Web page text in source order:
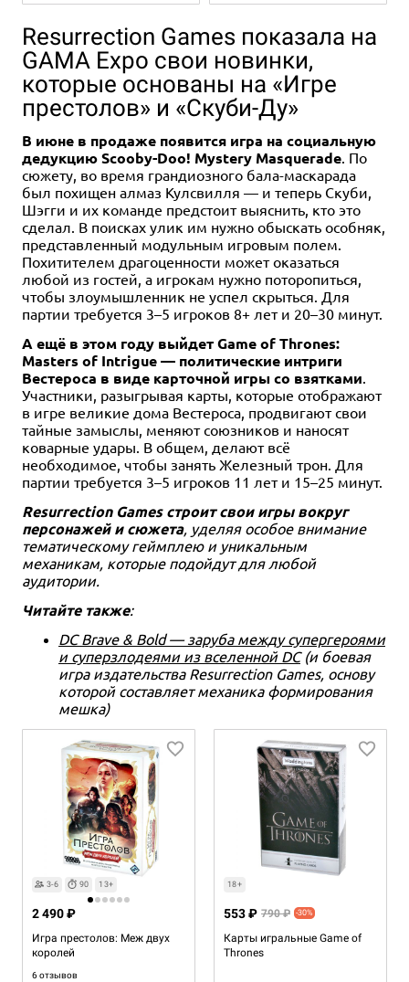
14+
Звёздный путь: Приключения
в космосе. Ширма ведущего
3 490 ₽
Купить
14+
Звёздный путь: Приключения
в космосе. Многоразовые
бланки персонажей
750 ₽
Купить
14+
Звёздный путь: Приключения
в космосе. Бланки
персонажей "Следующее
поколение"
750 ₽
Купить
14+
Звёздный путь: Приключения
в космосе. Бланки
персонажей оригинального
сериала
750 ₽
Купить
Дополнение 2-6
120-240
14+
Звёздный путь: Приключения
в космосе. Приключение "Лес
раздора"
650 ₽
Купить
Resurrection Games показала на
GAMA Expo свои новинки,
которые основаны на «Игре
престолов» и «Скуби-Ду»
В июне в продаже появится игра на социальную
дедукцию Scooby-Doo! Mystery Masquerade . По
сюжету, во время грандиозного бала-маскарада
был похищен алмаз Кулсвилля — и теперь Скуби,
Шэгги и их команде предстоит выяснить, кто это
сделал. В поисках улик им нужно обыскать особняк,
представленный модульным игровым полем.
Похитителем драгоценности может оказаться
любой из гостей, а игрокам нужно поторопиться,
чтобы злоумышленник не успел скрыться. Для
партии требуется 3–5 игроков 8+ лет и 20–30 минут.
А ещё в этом году выйдет Game of Thrones:
Masters of Intrigue — политические интриги
Вестероса в виде карточной игры со взятками
Участники, разыгрывая карты, которые отображают
в игре великие дома Вестероса, продвигают свои
тайные замыслы, меняют союзников и наносят
коварные удары. В общем, делают всё
необходимое, чтобы занять Железный трон. Для
партии требуется 3–5 игроков 11 лет и 15–25 минут.
Resurrection Games строит свои игры вокруг
персонажей и сюжета, уделяя особое внимание
тематическому геймплею и уникальным
механикам, которые подойдут для любой
аудитории.
Читайте также:
DC Brave & Bold — заруба между супергероями
и суперзлодеями из вселенной DC(и боевая
игра издательства Resurrection Games, основу
которой составляет механика формирования
мешка)
3-6 90 13+
Игра престолов: Меж двух
королей
6 отзывов
2 490 ₽
18+
Карты игральные Game of
Thrones
553 ₽ 790 ₽ -30%